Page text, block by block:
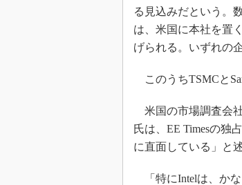
る見込みだという。
は、米国に本社を置
げられる。いずれの
このうちTSMCと
米国の市場調査会社
氏は、EE Timesの独
に直面している」と
「特にIntelは、かな